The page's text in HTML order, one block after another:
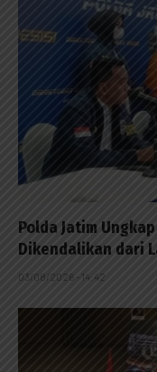
Polda Jatim
Dikendalikan dari
03/08/2026 - 14:42